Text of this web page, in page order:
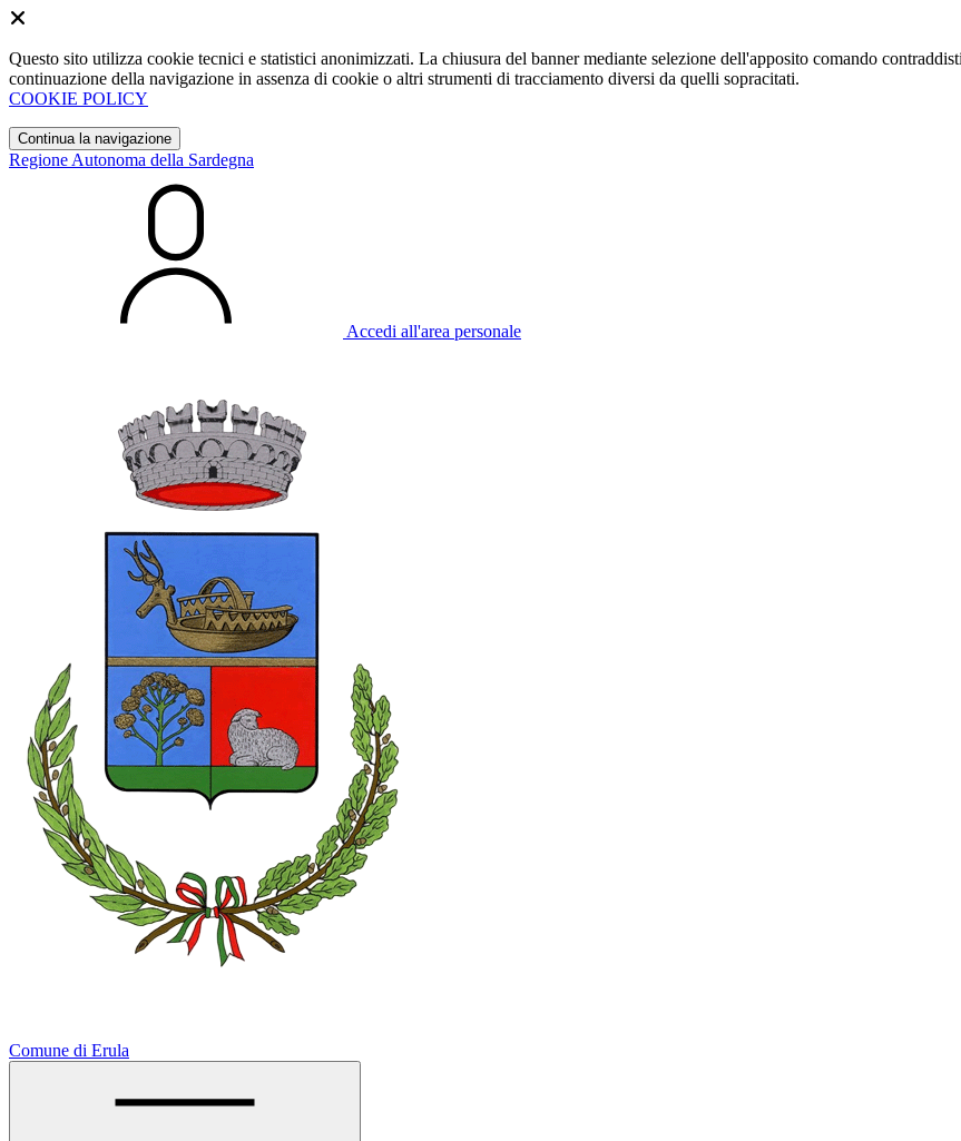
Questo sito utilizza cookie tecnici e statistici anonimizzati. La chiusura del banner mediante selezione dell'apposito comando
continuazione della navigazione in assenza di cookie o altri strumenti di tracciamento diversi da quelli sopracitati.
COOKIE POLICY
Continua la navigazione
Regione Autonoma della Sardegna
Accedi all'area personale
Comune di Erula